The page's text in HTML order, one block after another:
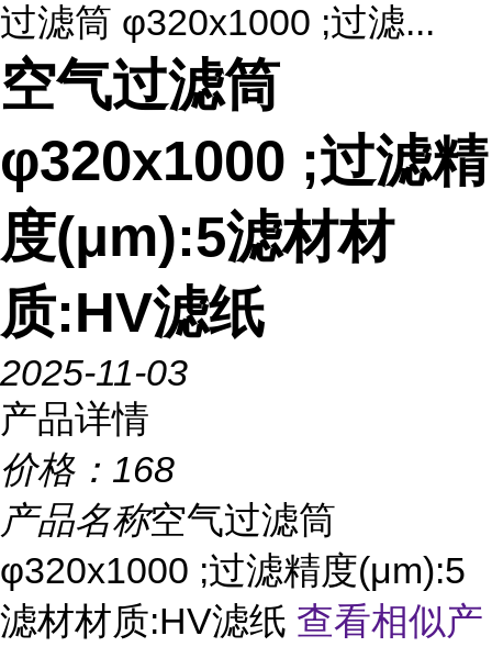
过滤筒 φ320x1000 ;过滤...
空气过滤筒
φ320x1000 ;过滤精
度(μm):5滤材材
质:HV滤纸
2025-11-03
产品详情
价格： 168
产品名称空气过滤筒
φ320x1000 ;过滤精度(μm):5
滤材材质:HV滤纸 查看相似产